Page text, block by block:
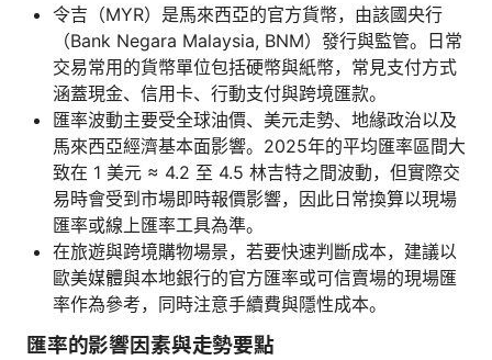
令吉（MYR）是馬來西亞的官方貨幣，由該國央行
（Bank Negara Malaysia, BNM）發行與監管。日常
交易常用的貨幣單位包括硬幣與紙幣，常見支付方式
涵蓋現金、信用卡、行動支付與跨境匯款。
匯率波動主要受全球油價、美元走勢、地緣政治以及
馬來西亞經濟基本面影響。2025年的平均匯率區間大
致在 1 美元 ≈ 4.2 至 4.5 林吉特之間波動，但實際交
易時會受到市場即時報價影響，因此日常換算以現場
匯率或線上匯率工具為準。
在旅遊與跨境購物場景，若要快速判斷成本，建議以
歐美媒體與本地銀行的官方匯率或可信賣場的現場匯
率作為參考，同時注意手續費與隱性成本。
匯率的影響因素與走勢要點